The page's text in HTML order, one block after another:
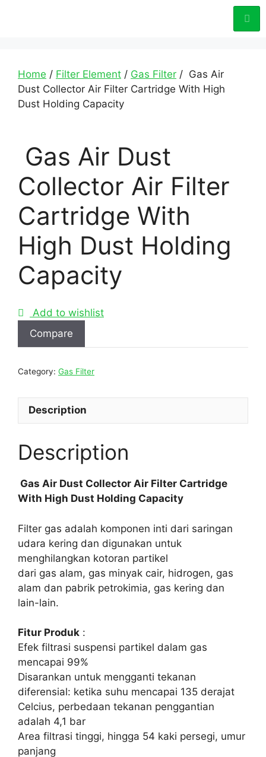
Home / Filter Element / Gas Filter / Gas Air
Dust Collector Air Filter Cartridge With High
Dust Holding Capacity
Gas Air Dust
Collector Air Filter
Cartridge With
High Dust Holding
Capacity
Add to wishlist
Compare
Category: Gas Filter
Description
Description
Gas Air Dust Collector Air Filter Cartridge
With High Dust Holding Capacity
Filter gas adalah komponen inti dari saringan
udara kering dan digunakan untuk
menghilangkan kotoran partikel
dari gas alam, gas minyak cair, hidrogen, gas
alam dan pabrik petrokimia, gas kering dan
lain-lain.
Fitur Produk :
Efek filtrasi suspensi partikel dalam gas
mencapai 99%
Disarankan untuk mengganti tekanan
diferensial: ketika suhu mencapai 135 derajat
Celcius, perbedaan tekanan penggantian
adalah 4,1 bar
Area filtrasi tinggi, hingga 54 kaki persegi, umur
panjang